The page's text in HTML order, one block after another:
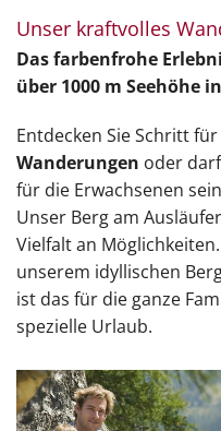
Unser kraftvolles
Das farbenfrohe
über 1000 m Seehöhe
Entdecken Sie Schritt
Wanderungen oder
für die Erwachsenen
Unser Berg am
Vielfalt an
unserem idyllischen
ist das für die ganze
spezielle Urlaub.